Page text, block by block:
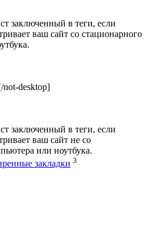
заключенный в теги, если
ваш сайт со стационарного
not-desktop]
заключенный в теги, если
ваш сайт не со
или ноутбука.
закладки 3